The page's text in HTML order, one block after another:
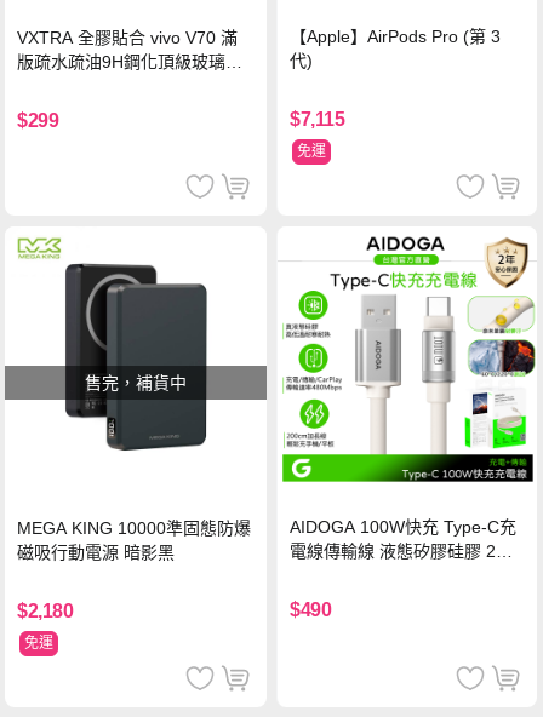
VXTRA 全膠貼合 vivo V70 滿
版疏水疏油9H鋼化頂級玻璃貼
$299
【Apple】AirPods Pro (第 3
代)
$7,115
免運
售完，補貨中
MEGA KING 10000準固態防爆
磁吸行動電源 暗影黑
$2,180
免運
AIDOGA 100W快充 Type-C充
電線傳輸線 液態矽膠硅膠 2M
$490